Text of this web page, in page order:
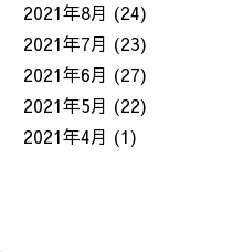
2021年8月 (24)
2021年7月 (23)
2021年6月 (27)
2021年5月 (22)
2021年4月 (1)